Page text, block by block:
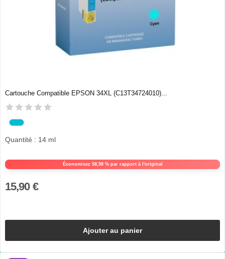
Cartouche Compatible EPSON 34XL (C13T34724010)...
Économisez 58,98 % par rapport à l'original
Quantité : 14 ml
15,90 €
Ajouter au panier